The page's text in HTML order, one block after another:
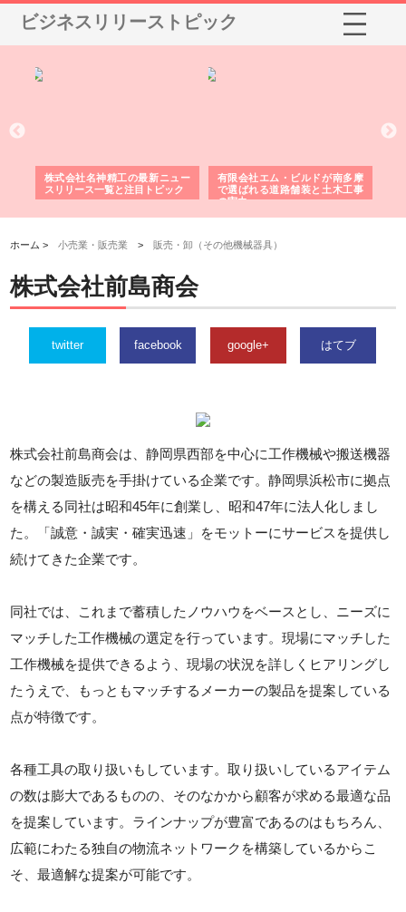
ビジネスリリーストピック
株式会社名神精工の最新ニュー
スリリース一覧と注目トピック
有限会社エム・ビルドが南多摩
で選ばれる道路舗装と土木工事
の実力
ホーム >小売業・販売業 > 販売・卸（その他機械器具）
株式会社前島商会
twitter facebook google+ はてブ
株式会社前島商会は、静岡県西部を中心に工作機械や搬送機器
などの製造販売を手掛けている企業です。静岡県浜松市に拠点
を構える同社は昭和45年に創業し、昭和47年に法人化しまし
た。「誠意・誠実・確実迅速」をモットーにサービスを提供し
続けてきた企業です。
同社では、これまで蓄積したノウハウをベースとし、ニーズに
マッチした工作機械の選定を行っています。現場にマッチした
工作機械を提供できるよう、現場の状況を詳しくヒアリングし
たうえで、もっともマッチするメーカーの製品を提案している
点が特徴です。
各種工具の取り扱いもしています。取り扱いしているアイテム
の数は膨大であるものの、そのなかから顧客が求める最適な品
を提案しています。ラインナップが豊富であるのはもちろん、
広範にわたる独自の物流ネットワークを構築しているからこ
そ、最適解な提案が可能です。